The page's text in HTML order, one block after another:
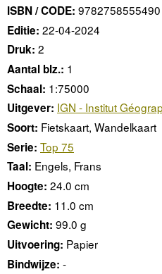
ISBN / CODE: 9782758555490
Editie: 22-04-2024
Druk: 2
Aantal blz.: 1
Schaal: 1:75000
Uitgever: IGN - Institut
Soort: Fietskaart, Wandelkaart
Serie: Top 75
Taal: Engels, Frans
Hoogte: 24.0 cm
Breedte: 11.0 cm
Gewicht: 99.0 g
Uitvoering: Papier
Bindwijze: -